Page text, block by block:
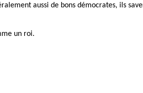
aussi de bons démocrates, ils
un roi.